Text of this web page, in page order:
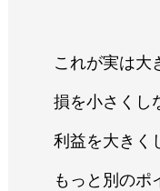
これが実は大
損を小さくし
利益を大きく
もっと別のポ